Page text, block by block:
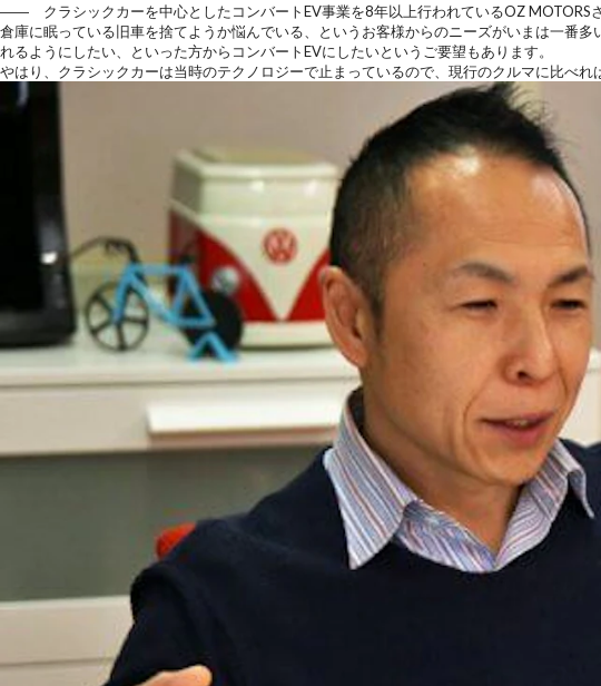
―― クラシックカーを中心としたコンバートEV事業を8年以上行われているOZ MOTORS
倉庫に眠っている旧車を捨てようか悩んでいる、というお客様からのニーズがいまは一番
れるようにしたい、といった方からコンバートEVにしたいというご要望もあります。
やはり、 クラシックカーは当時のテクノロジーで止まっているので、現行のクルマに比べ